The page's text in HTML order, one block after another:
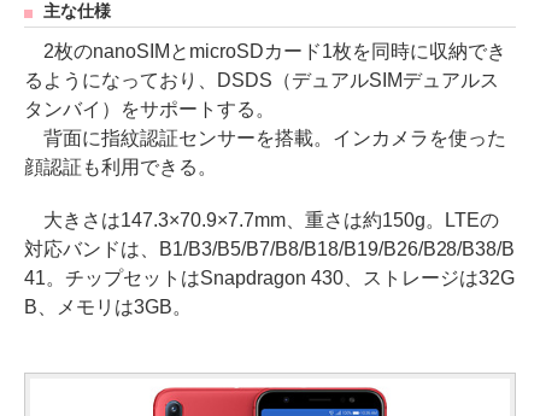
主な仕様
2枚のnanoSIMとmicroSDカード1枚を同時に収納でき
るようになっており、DSDS（デュアルSIMデュアルス
タンバイ）をサポートする。
背面に指紋認証センサーを搭載。インカメラを使った
顔認証も利用できる。
大きさは147.3×70.9×7.7mm、重さは約150g。LTEの
対応バンドは、B1/B3/B5/B7/B8/B18/B19/B26/B28/B38/B
41。チップセットはSnapdragon 430、ストレージは32G
B、メモリは3GB。